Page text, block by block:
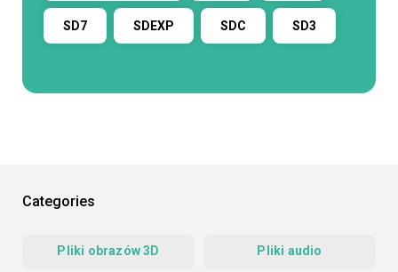
SD7 SDEXP SDC SD3
Categories
Pliki obrazów 3D Pliki audio